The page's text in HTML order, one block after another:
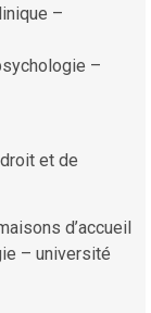
–
–
et de
d’accueil
– université